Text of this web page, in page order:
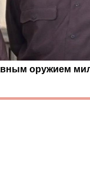
оружием